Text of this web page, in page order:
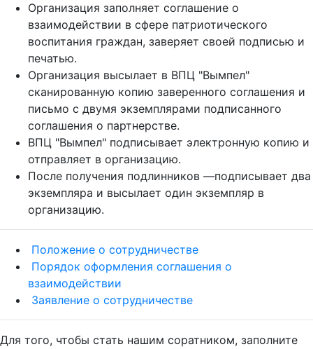
Организация заполняет соглашение о
взаимодействии в сфере патриотического
воспитания граждан, заверяет своей подписью и
печатью.
Организация высылает в ВПЦ "Вымпел"
сканированную копию заверенного соглашения и
письмо с двумя экземплярами подписанного
соглашения о партнерстве.
ВПЦ "Вымпел" подписывает электронную копию и
отправляет в организацию.
После получения подлинников —подписывает два
экземпляра и высылает один экземпляр в
организацию.
Положение о сотрудничестве
Порядок оформления соглашения о
взаимодействии
Заявление о сотрудничестве
Для того, чтобы стать нашим соратником, заполните